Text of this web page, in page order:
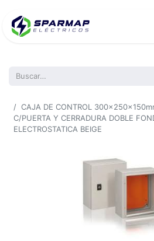
CAJA DE CONTROL
C/PUERTA Y CERRADURA DOBLE
ELECTROSTATICA BEIGE